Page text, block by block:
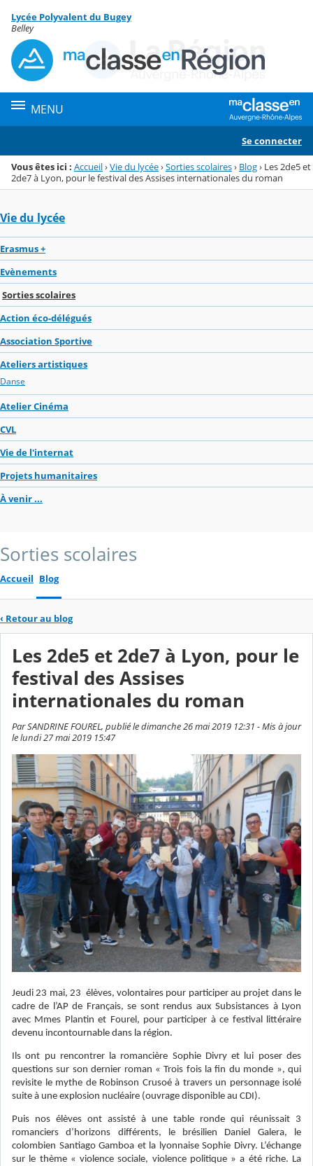
Menu de la rubrique
Contenu
Lycée Polyvalent du Bugey
Belley
MENU
Se connecter
Vous êtes ici : Accueil›Vie du lycée›Sorties scolaires› Blog› Les 2de5 et
2de7 à Lyon, pour le festival des Assises internationales du roman
Vie du lycée
Erasmus +
Evènements
Sorties scolaires
Action éco-délégués
Association Sportive
Ateliers artistiques
Danse
Atelier Cinéma
CVL
Vie de l'internat
Projets humanitaires
À venir ...
Sorties scolaires
Accueil Blog
‹ Retour au blog
Les 2de5 et 2de7 à Lyon, pour le
festival des Assises
internationales du roman
Par SANDRINE FOUREL, publié le dimanche 26 mai 2019 12:31 - Mis à jour
le lundi 27 mai 2019 15:47
Jeudi 23 mai, 23 élèves, volontaires pour participer au projet dans le
cadre de l’AP de Français, se sont rendus aux Subsistances à Lyon
avec Mmes Plantin et Fourel, pour participer à ce festival littéraire
devenu incontournable dans la région.
Ils ont pu rencontrer la romancière Sophie Divry et lui poser des
questions sur son dernier roman « Trois fois la fin du monde », qui
revisite le mythe de Robinson Crusoé à travers un personnage isolé
suite à une explosion nucléaire (ouvrage disponible au CDI).
Puis nos élèves ont assisté à une table ronde qui réunissait 3
romanciers d’horizons différents, le brésilien Daniel Galera, le
colombien Santiago Gamboa et la lyonnaise Sophie Divry. L’échange
sur le thème « violence sociale, violence politique » a été riche. La